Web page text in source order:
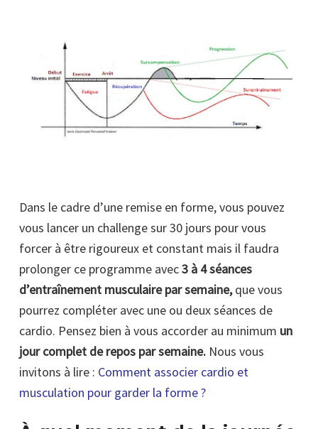
Dans le cadre d’une remise en forme, vous pouvez
vous lancer un challenge sur 30 jours pour vous
forcer à être rigoureux et constant mais il faudra
prolonger ce programme avec3 à 4 séances
d’entraînement musculaire par semaine,que vous
pourrez compléter avec une ou deux séances de
cardio. Pensez bien à vous accorder au minimum un
jour complet de repos par semaine. Nous vous
invitons à lire : Comment associer cardio et
musculation pour garder la forme ?